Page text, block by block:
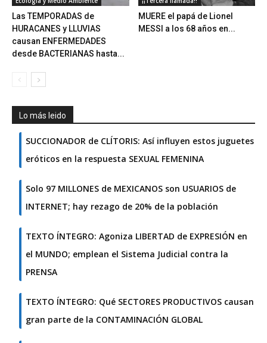
Las TEMPORADAS de
HURACANES y LLUVIAS
causan ENFERMEDADES
desde BACTERIANAS hasta...
MUERE el papá de Lionel
MESSI a los 68 años en...
Lo más leido
SUCCIONADOR de CLÍTORIS: Así influyen estos juguetes
eróticos en la respuesta SEXUAL FEMENINA
Solo 97 MILLONES de MEXICANOS son USUARIOS de
INTERNET; hay rezago de 20% de la población
TEXTO ÍNTEGRO: Agoniza LIBERTAD de EXPRESIÓN en
el MUNDO; emplean el Sistema Judicial contra la
PRENSA
TEXTO ÍNTEGRO: Qué SECTORES PRODUCTIVOS causan
gran parte de la CONTAMINACIÓN GLOBAL